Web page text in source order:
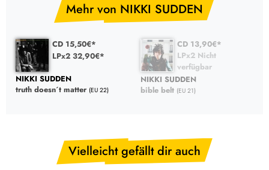
Mehr von NIKKI SUDDEN
CD 15,50€*
LPx2 32,90€*
NIKKI SUDDEN
truth doesn´t matter (EU 22)
CD 13,90€*
LPx2 Nicht
verfügbar
NIKKI SUDDEN
bible belt (EU 21)
Vielleicht gefällt dir auch